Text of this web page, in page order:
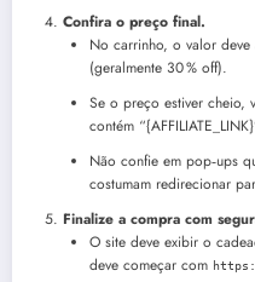
Confira o preço final.
No carrinho, o valor
(geralmente 30 % off).
Se o preço estiver cheio,
contém
Não confie em pop‑ups
costumam redirecionar
Finalize a compra com
O site deve exibir o
deve começar com